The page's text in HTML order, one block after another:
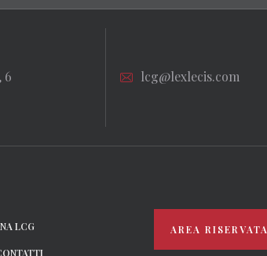
6
lcg@lexlecis.com
LCG AREA RISERVATA